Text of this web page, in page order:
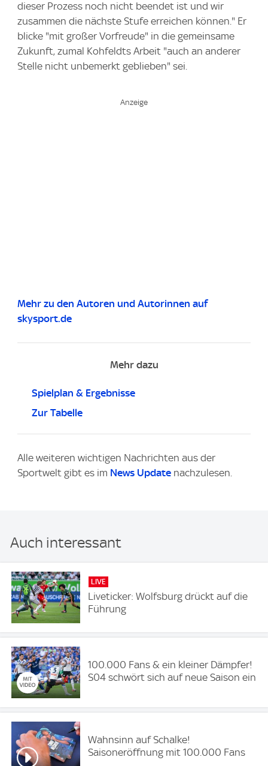
dieser Prozess noch nicht beendet ist und wir
zusammen die nächste Stufe erreichen können." Er
blicke "mit großer Vorfreude" in die gemeinsame
Zukunft, zumal Kohfeldts Arbeit "auch an anderer
Stelle nicht unbemerkt geblieben" sei.
Mehr zu den Autoren und Autorinnen auf
skysport.de
Mehr dazu
Spielplan & Ergebnisse
Zur Tabelle
Alle weiteren wichtigen Nachrichten aus der
Sportwelt gibt es im News Update nachzulesen.
Auch interessant
LIVE
Liveticker: Wolfsburg drückt auf die
Führung
100.000 Fans & ein kleiner Dämpfer!
S04 schwört sich auf neue Saison ein
Wahnsinn auf Schalke!
Saisoneröffnung mit 100.000 Fans